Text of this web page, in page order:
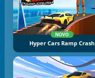
NOVO
Hyper Cars Ramp Crash